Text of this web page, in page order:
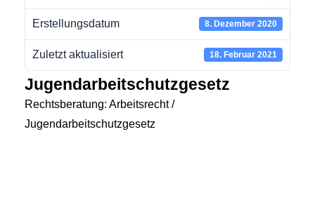
Erstellungsdatum 8. Dezember 2020
Zuletzt aktualisiert 18. Februar 2021
Jugendarbeitschutzgesetz
Rechtsberatung: Arbeitsrecht /
Jugendarbeitschutzgesetz